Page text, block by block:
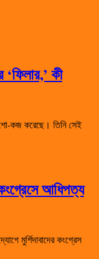
কী
কজ করেছে। তিনি সেই
আধিপত্য
মুর্শিদাবাদের কংগ্রেস